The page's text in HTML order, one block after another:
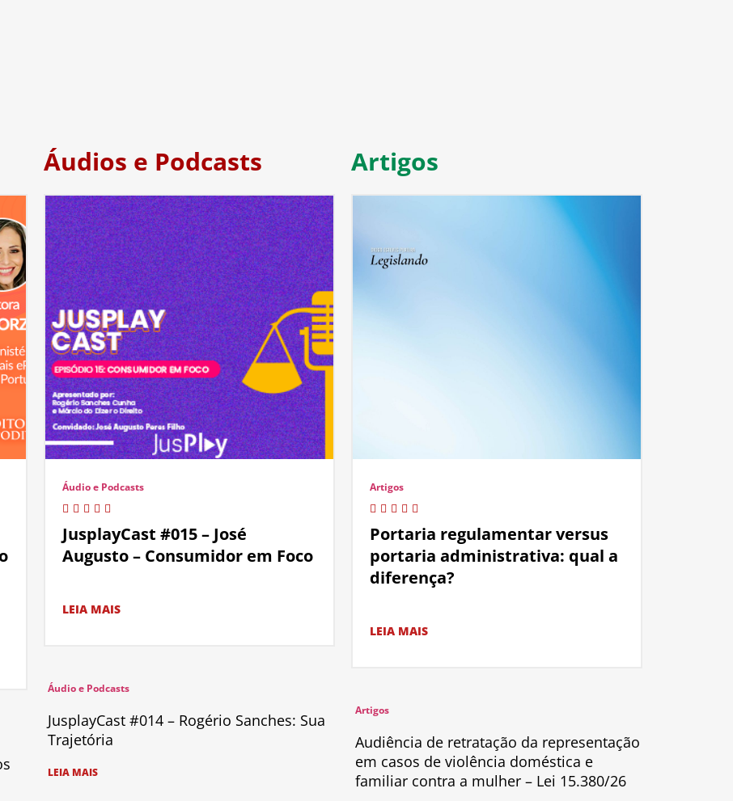
Áudios e Podcasts
Áudio e Podcasts
JusplayCast #015 – José
Augusto – Consumidor em Foco
LEIA MAIS
Áudio e Podcasts
JusplayCast #014 – Rogério Sanches: Sua
Trajetória
LEIA MAIS
Artigos
Artigos
Portaria regulamentar versus
portaria administrativa: qual a
diferença?
LEIA MAIS
Artigos
Audiência de retratação da representação
em casos de violência doméstica e
familiar contra a mulher – Lei 15.380/26